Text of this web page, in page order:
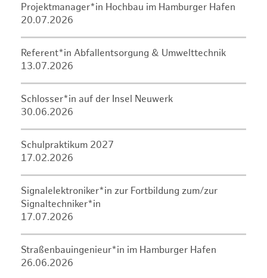
Projektmanager*in Hochbau im Hamburger Hafen
20.07.2026
Referent*in Abfallentsorgung & Umwelttechnik
13.07.2026
Schlosser*in auf der Insel Neuwerk
30.06.2026
Schulpraktikum 2027
17.02.2026
Signalelektroniker*in zur Fortbildung zum/zur
Signaltechniker*in
17.07.2026
Straßenbauingenieur*in im Hamburger Hafen
26.06.2026